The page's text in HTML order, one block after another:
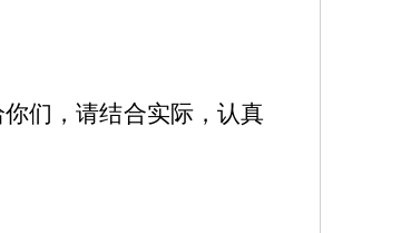
们，请结合实际，认真